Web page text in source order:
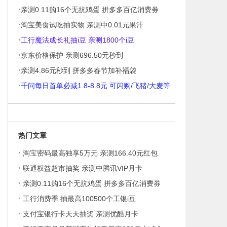
帽卫衣
·亲测0.11购16个无抗鸡蛋 拼多多百亿消费券
·淘宝美食试吃抽实物 亲测中0.01元果汁
·工行魔法成长礼抽i豆 亲测1800个i豆
·京东价格保护 亲测696.50元秒到
·亲测4.86元秒到 拼多多春节加补福袋
·千问每日首单必减1.8-8.8元 可闪购/飞猪/大麦等
热门文章
· 淘宝密码最高独享5万元 亲测166.40元红包
· 联通权益超市抽奖 亲测中腾讯VIP月卡
· 亲测0.11购16个无抗鸡蛋 拼多多百亿消费券
· 工行消费季 抽最高100500个工银i豆
· 支付宝银行卡天天抽奖 亲测优酷月卡